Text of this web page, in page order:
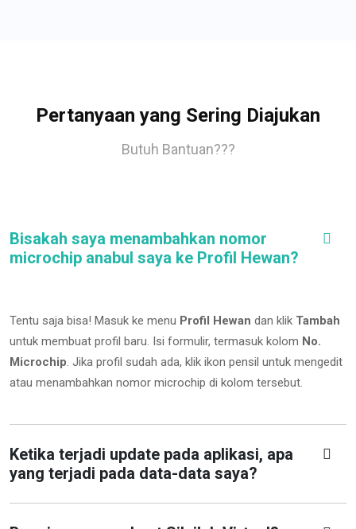
Pertanyaan yang Sering Diajukan
Butuh Bantuan???
Bisakah saya menambahkan nomor
microchip anabul saya ke Profil Hewan?
Tentu saja bisa! Masuk ke menu Profil Hewan dan klik Tambah
untuk membuat profil baru. Isi formulir, termasuk kolom No.
Microchip. Jika profil sudah ada, klik ikon pensil untuk mengedit
atau menambahkan nomor microchip di kolom tersebut.
Ketika terjadi update pada aplikasi, apa
yang terjadi pada data-data saya?